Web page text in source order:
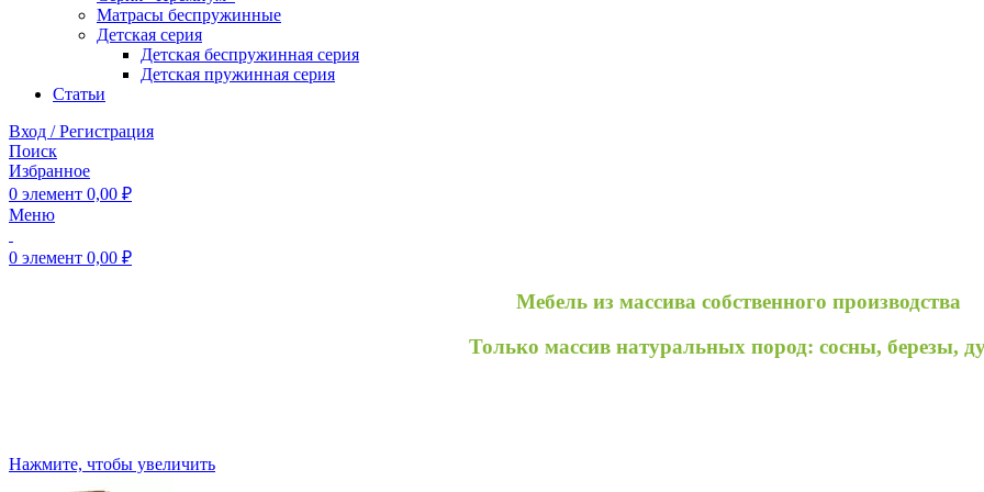
Матрасы беспружинные
Детская серия
Детская беспружинная серия
Детская пружинная серия
Статьи
Вход / Регистрация
Поиск
Избранное
0 элемент 0,00 ₽
Меню
0 элемент 0,00 ₽
Мебель из массива собственного производства
Только массив натуральных пород: сосны, березы,
Нажмите, чтобы увеличить